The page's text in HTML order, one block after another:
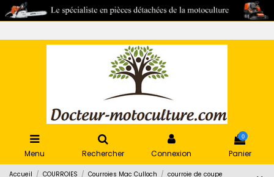
Menu Rechercher Connexion
0
Panier
Accueil COURROIES Courroies Mac Culloch
courroie de coupe